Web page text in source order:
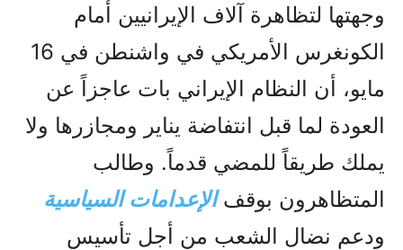
وجهتها لتظاهرة آلاف الإيرانيين أمام
الكونغرس الأمريكي في واشنطن في 16
مايو، أن النظام الإيراني بات عاجزاً عن
العودة لما قبل انتفاضة يناير ومجازرها ولا
يملك طريقاً للمضي قدماً. وطالب
المتظاهرون بوقفالإعدامات السياسية
ودعم نضال الشعب من أجل تأسيس